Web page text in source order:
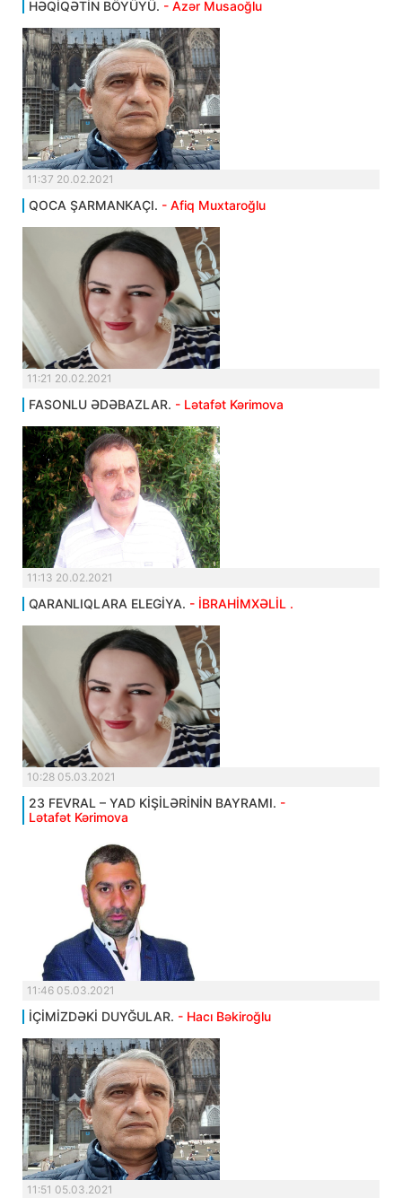
HƏQİQƏTİN BÖYÜYÜ. - Azər Musaoğlu
11:37 20.02.2021
QOCA ŞARMANKAÇI. - Afiq Muxtaroğlu
11:21 20.02.2021
FASONLU ƏDƏBAZLAR. - Lətafət Kərimova
11:13 20.02.2021
QARANLIQLARA ELEGİYA. - İBRAHİMXƏLİL .
10:28 05.03.2021
23 FEVRAL – YAD KİŞİLƏRİNİN BAYRAMI. -
Lətafət Kərimova
11:46 05.03.2021
İÇİMİZDƏKİ DUYĞULAR. - Hacı Bəkiroğlu
11:51 05.03.2021